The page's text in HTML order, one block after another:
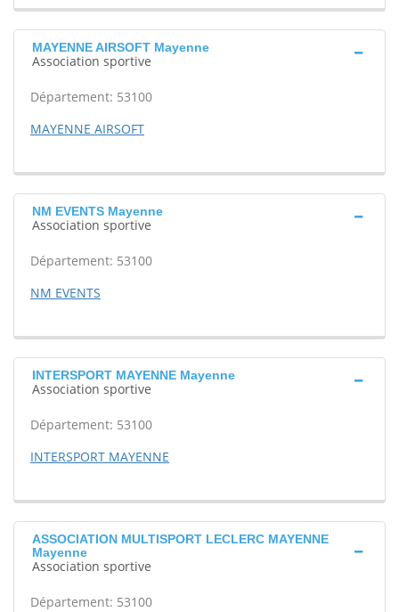
MAYENNE AIRSOFT Mayenne
Association sportive
Département: 53100
MAYENNE AIRSOFT
NM EVENTS Mayenne
Association sportive
Département: 53100
NM EVENTS
INTERSPORT MAYENNE Mayenne
Association sportive
Département: 53100
INTERSPORT MAYENNE
ASSOCIATION MULTISPORT LECLERC MAYENNE
Mayenne
Association sportive
Département: 53100